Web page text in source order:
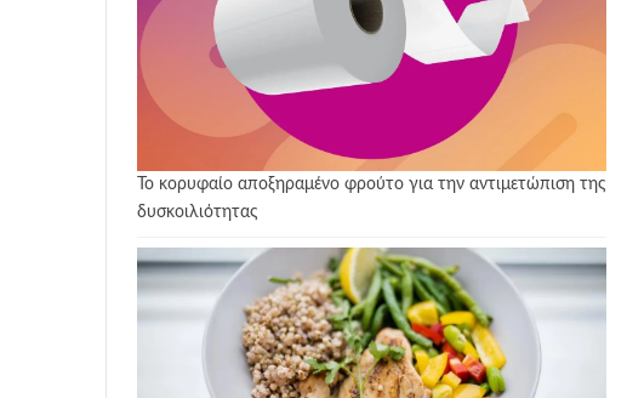
Το κορυφαίο αποξηραμένο φρούτο για την αντιμετώπιση της
δυσκοιλιότητας